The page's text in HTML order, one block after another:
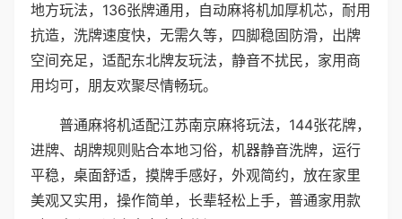
地方玩法，136张牌通用，自动麻将机加厚机芯，耐用
抗造，洗牌速度快，无需久等，四脚稳固防滑，出牌
空间充足，适配东北牌友玩法，静音不扰民，家用商
用均可，朋友欢聚尽情畅玩。
普通麻将机适配江苏南京麻将玩法，144张花牌，
进牌、胡牌规则贴合本地习俗，机器静音洗牌，运行
平稳，桌面舒适，摸牌手感好，外观简约，放在家里
美观又实用，操作简单，长辈轻松上手，普通家用款